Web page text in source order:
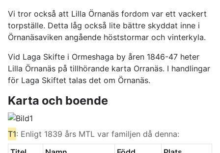
Vi tror också att Lilla Örnanäs fordom var ett vackert
torpställe. Detta låg också lite bättre skyddat inne i
Örnanäsaviken angående höststormar och vinterkyla.
Vid Laga Skifte i Ormeshaga by åren 1846-47 heter
Lilla Örnanäs på tillhörande karta Orranäs. I handlingar
för Laga Skiftet talas det om Örnanäs.
Karta och boende
T1: Enligt 1839 års MTL var familjen då denna: